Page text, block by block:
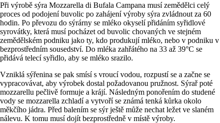
Při výrobě sýra Mozzarella di Bufala Campana musí zemědělci celý
proces od podojení buvolic po zahájení výroby sýra zvládnout za 60
hodin. Po převozu do sýrárny se mléko okyselí přidáním syřidlové
syrovátky, která musí pocházet od buvolic chovaných ve stejném
zemědělském podniku jako ty, kdo produkují mléko, nebo v podniku v
bezprostředním sousedství. Do mléka zahřátého na 33 až 39°C se
přidává telecí syřidlo, aby se mléko srazilo.
Vzniklá sýřenina se pak smísí s vroucí vodou, rozpustí se a začne se
vypracovávat, aby výrobek dostal požadovanou pružnost. Sýrař poté
mozzarellu pečlivě formuje a krájí. Následným ponořením do studené
vody se mozzarella zchladí a vytvoří se známá tenká kůrka okolo
měkčího jádra. Před balením se sýr ještě může nechat ležet ve slaném
nálevu. K tomu musí dojít bezprostředně v místě výroby.